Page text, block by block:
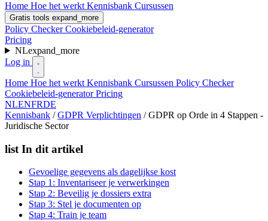
Home Hoe het werkt Kennisbank Cursussen
Gratis tools expand_more
Policy CheckerCookiebeleid-generator
Pricing
NLexpand_more
Log in
Home Hoe het werkt Kennisbank Cursussen Policy Checker
Cookiebeleid-generatorPricing
NLENFRDE
Kennisbank / GDPR Verplichtingen / GDPR op Orde in 4 Stappen -
Juridische Sector
list In dit artikel
Gevoelige gegevens als dagelijkse kost
Stap 1: Inventariseer je verwerkingen
Stap 2: Beveilig je dossiers extra
Stap 3: Stel je documenten op
Stap 4: Train je team